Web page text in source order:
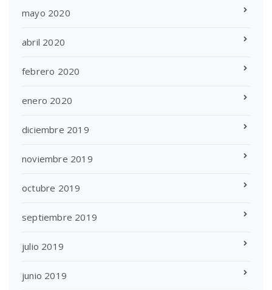
mayo 2020
abril 2020
febrero 2020
enero 2020
diciembre 2019
noviembre 2019
octubre 2019
septiembre 2019
julio 2019
junio 2019